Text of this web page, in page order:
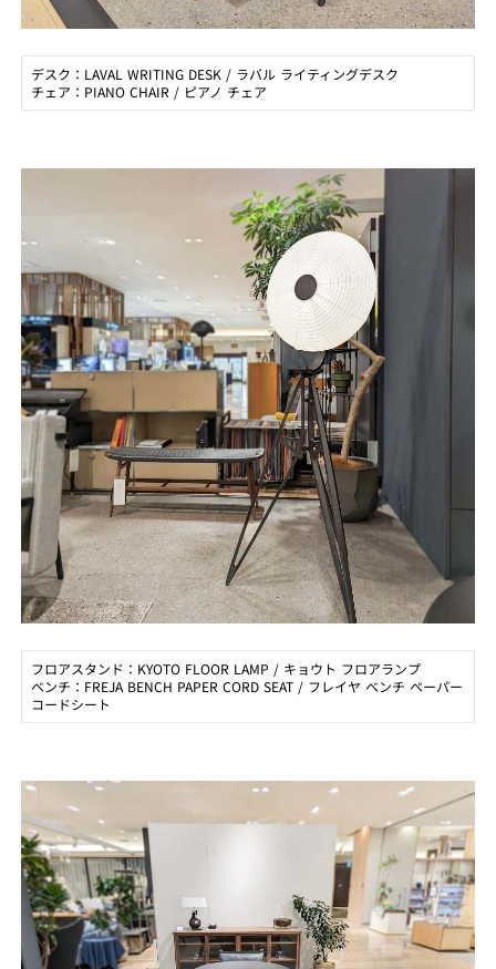
デスク：LAVAL WRITING DESK / ラバル ライティングデスク
チェア：PIANO CHAIR / ピアノ チェア
フロアスタンド：KYOTO FLOOR LAMP / キョウト フロアランプ
ベンチ：FREJA BENCH PAPER CORD SEAT / フレイヤ ベンチ ペーパー
コードシート